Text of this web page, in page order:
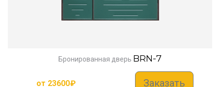
Бронированная дверь BRN-7
от 23600₽ Заказать